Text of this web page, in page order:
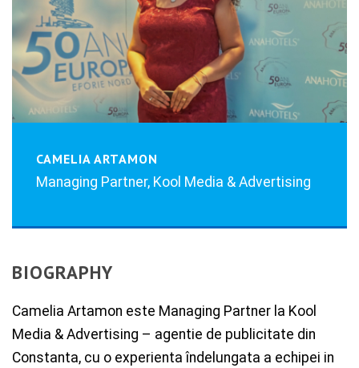
CAMELIA ARTAMON
Managing Partner, Kool Media & Advertising
BIOGRAPHY
Camelia Artamon este Managing Partner la Kool
Media & Advertising – agentie de publicitate din
Constanta, cu o experienta îndelungata a echipei in